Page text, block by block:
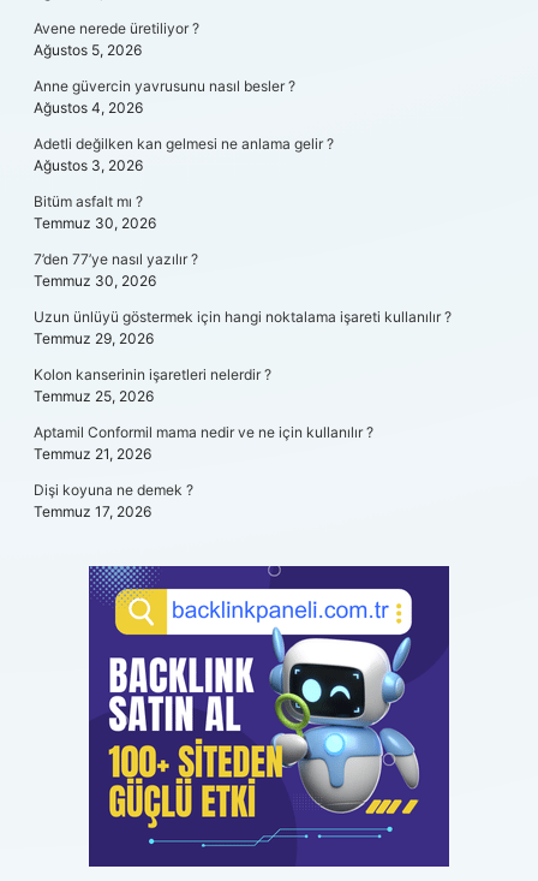
Avene nerede üretiliyor ?
Ağustos 5, 2026
Anne güvercin yavrusunu nasıl besler ?
Ağustos 4, 2026
Adetli değilken kan gelmesi ne anlama gelir ?
Ağustos 3, 2026
Bitüm asfalt mı ?
Temmuz 30, 2026
7’den 77’ye nasıl yazılır ?
Temmuz 30, 2026
Uzun ünlüyü göstermek için hangi noktalama işareti kullanılır ?
Temmuz 29, 2026
Kolon kanserinin işaretleri nelerdir ?
Temmuz 25, 2026
Aptamil Conformil mama nedir ve ne için kullanılır ?
Temmuz 21, 2026
Dişi koyuna ne demek ?
Temmuz 17, 2026